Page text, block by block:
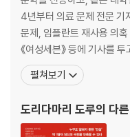
용기가 필요하다. ‘왜 기준치
있어야 하기 때문이다. 환자
생 끊을 수 없다고 말하는 약,
있을까? 이러한 궁극적인 질
다.
효과보다 부작용을 더 따져야
코로나19 백신, 모든 연령이
백신이 오히려 코로나19 공
약과 치료법은 사람마다 달라
백신 후유증은 분명 있습니다
‘해독’에서는 약에 의지하면 안
백신을 맞았는데 왜 폐렴에 걸
4년부터 의료 문제 전문 기
문제, 임플란트 재사용 의혹
《여성세븐》 등에 기사를
자궁암, 치매…10조 엔 의
회상 대상을 수상 했다. 그 외
백신 실패의 본질》(공저),
펼쳐보기
도리다마리 도루의 다